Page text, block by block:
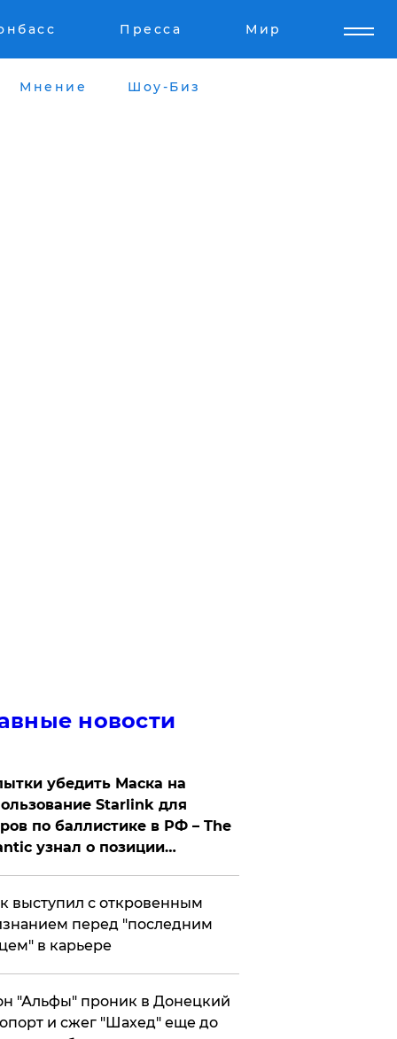
Пресса Мир
Мнение Шоу-Биз
новости
убедить Маска на
Starlink для
по баллистике в РФ – The
узнал о позиции
выступил с откровенным
перед "последним
в карьере
"Альфы" проник в Донецкий
и сжег "Шахед" еще до